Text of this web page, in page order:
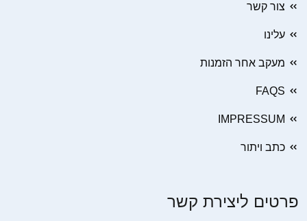
צור קשר
עלינו
מעקב אחר הזמנות
FAQS
IMPRESSUM
כתב ויתור
פרטים ליצירת קשר